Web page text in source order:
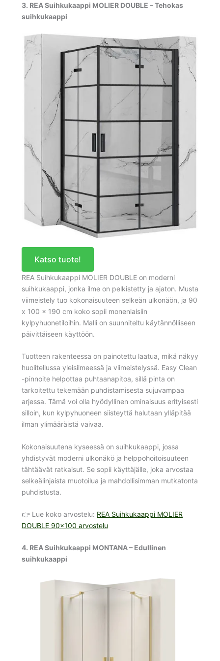
3. REA Suihkukaappi MOLIER DOUBLE – Tehokas
suihkukaappi
Katso tuote!
REA Suihkukaappi MOLIER DOUBLE on moderni
suihkukaappi, jonka ilme on pelkistetty ja ajaton. Musta
viimeistely tuo kokonaisuuteen selkeän ulkonäön, ja 90
x 100 x 190 cm koko sopii monenlaisiin
kylpyhuonetiloihin. Malli on suunniteltu käytännölliseen
päivittäiseen käyttöön.
Tuotteen rakenteessa on painotettu laatua, mikä näkyy
huolitellussa yleisilmeessä ja viimeistelyssä. Easy Clean
-pinnoite helpottaa puhtaanapitoa, sillä pinta on
tarkoitettu tekemään puhdistamisesta sujuvampaa
arjessa. Tämä voi olla hyödyllinen ominaisuus erityisesti
silloin, kun kylpyhuoneen siisteyttä halutaan ylläpitää
ilman ylimääräistä vaivaa.
Kokonaisuutena kyseessä on suihkukaappi, jossa
yhdistyvät moderni ulkonäkö ja helppohoitoisuuteen
tähtäävät ratkaisut. Se sopii käyttäjälle, joka arvostaa
selkeälinjaista muotoilua ja mahdollisimman mutkatonta
puhdistusta.
👉 Lue koko arvostelu: REA Suihkukaappi MOLIER
DOUBLE 90×100 arvostelu
4. REA Suihkukaappi MONTANA – Edullinen
suihkukaappi